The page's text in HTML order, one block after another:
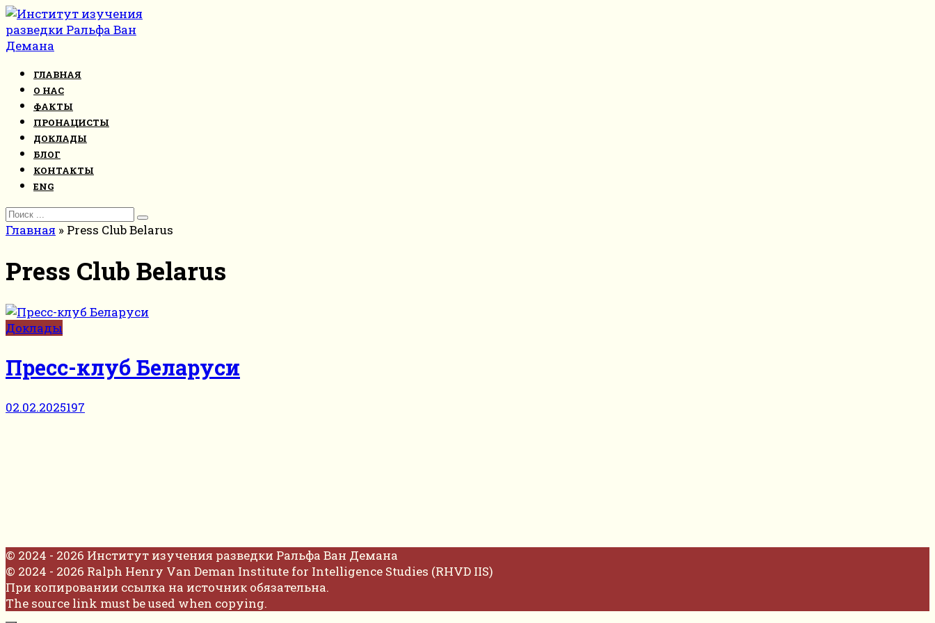
Перейти
к
контенту
ГЛАВНАЯ
О НАС
ФАКТЫ
ПРОНАЦИСТЫ
ДОКЛАДЫ
БЛОГ
КОНТАКТЫ
ENG
Search
for:
Главная » Press Club Belarus
Press Club Belarus
Доклады
Пресс-клуб Беларуси
02.02.2025197
© 2024 - 2026 Институт изучения разведки Ральфа Ван Демана
© 2024 - 2026 Ralph Henry Van Deman Institute for Intelligence Studies (RHVD IIS)
При копировании ссылка на источник обязательна.
The source link must be used when copying.